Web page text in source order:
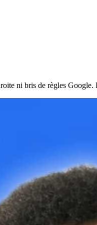
ni bris de règles